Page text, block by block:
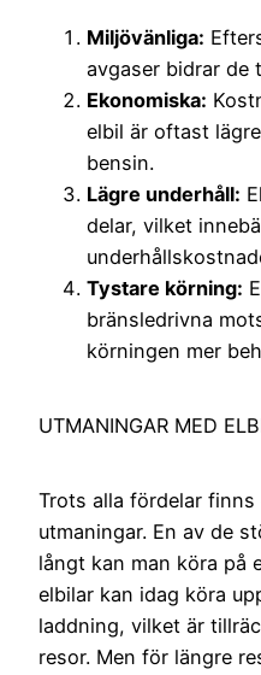
Miljövänliga:
avgaser bidrar de
Ekonomiska:
elbil är oftast
bensin.
Lägre underhåll:
delar, vilket
Tystare körning:
bränsledrivna
körningen mer
UTMANINGAR MED
Trots alla fördelar
utmaningar. En av de
långt kan man köra på
elbilar kan idag köra
laddning, vilket är
resor. Men för längre